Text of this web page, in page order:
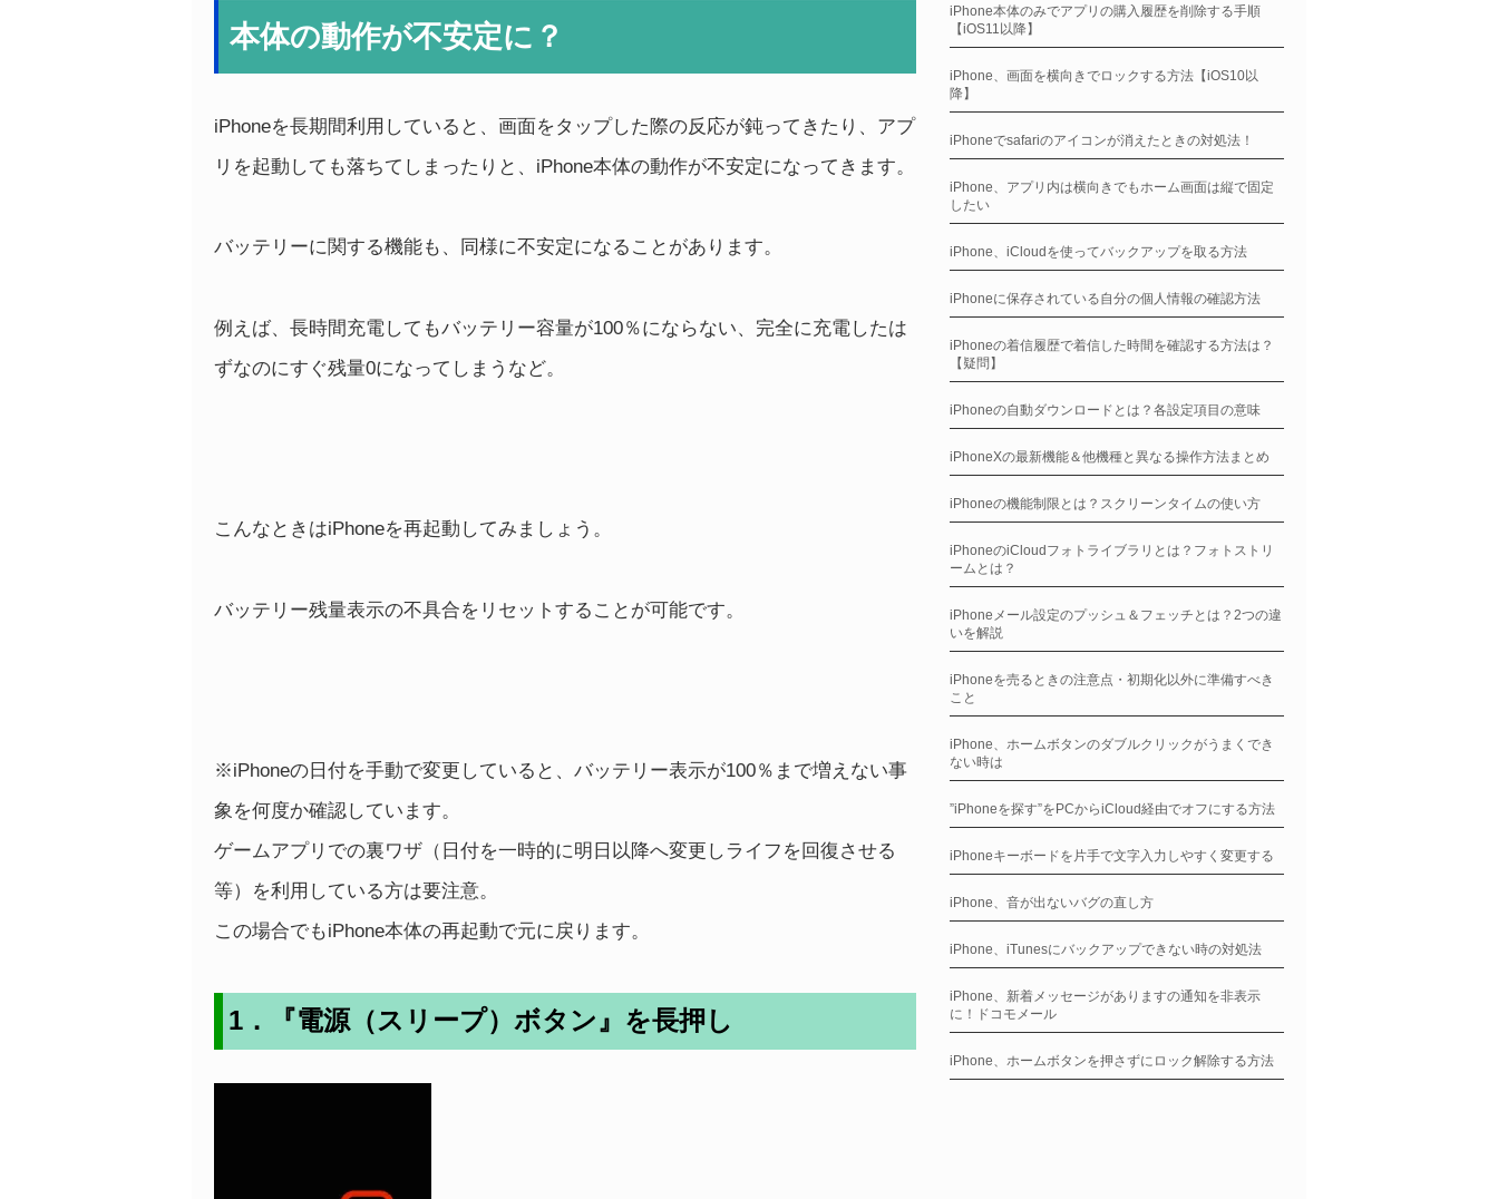
本体の動作が不安定に？
iPhoneを長期間利用していると、画面をタップした際の反応が鈍ってきたり、アプ
リを起動しても落ちてしまったりと、iPhone本体の動作が不安定になってきます。
バッテリーに関する機能も、同様に不安定になることがあります。
例えば、長時間充電してもバッテリー容量が100％にならない、完全に充電したは
ずなのにすぐ残量0になってしまうなど。
こんなときはiPhoneを再起動してみましょう。
バッテリー残量表示の不具合をリセットすることが可能です。
※iPhoneの日付を手動で変更していると、バッテリー表示が100％まで増えない事
象を何度か確認しています。
ゲームアプリでの裏ワザ（日付を一時的に明日以降へ変更しライフを回復させる
等）を利用している方は要注意。
この場合でもiPhone本体の再起動で元に戻ります。
1．『電源（スリープ）ボタン』を長押し
iPhone本体のみでアプリの購入履歴を削除する手順
【iOS11以降】
iPhone、画面を横向きでロックする方法【iOS10以
降】
iPhoneでsafariのアイコンが消えたときの対処法！
iPhone、アプリ内は横向きでもホーム画面は縦で固定
したい
iPhone、iCloudを使ってバックアップを取る方法
iPhoneに保存されている自分の個人情報の確認方法
iPhoneの着信履歴で着信した時間を確認する方法は？
【疑問】
iPhoneの自動ダウンロードとは？各設定項目の意味
iPhoneXの最新機能＆他機種と異なる操作方法まとめ
iPhoneの機能制限とは？スクリーンタイムの使い方
iPhoneのiCloudフォトライブラリとは？フォトストリ
ームとは？
iPhoneメール設定のプッシュ＆フェッチとは？2つの違
いを解説
iPhoneを売るときの注意点・初期化以外に準備すべき
こと
iPhone、ホームボタンのダブルクリックがうまくでき
ない時は
”iPhoneを探す”をPCからiCloud経由でオフにする方法
iPhoneキーボードを片手で文字入力しやすく変更する
iPhone、音が出ないバグの直し方
iPhone、iTunesにバックアップできない時の対処法
iPhone、新着メッセージがありますの通知を非表示
に！ドコモメール
iPhone、ホームボタンを押さずにロック解除する方法